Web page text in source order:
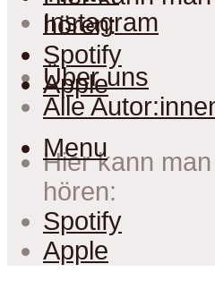
hören:
Spotify
Apple
Menu
Instagram
Über uns
Alle
Hier kann
hören:
Spotify
Apple